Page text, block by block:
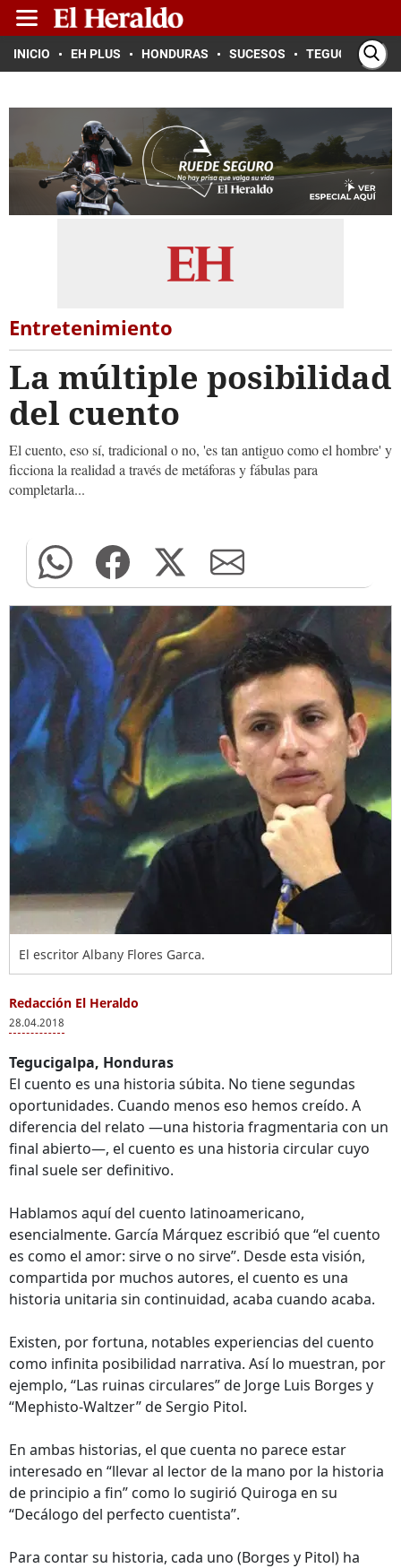
INICIO EH PLUS HONDURAS SUCESOS TEGUCIGALPA
Entretenimiento
La múltiple posibilidad
del cuento
El cuento, eso sí, tradicional o no, 'es tan antiguo como el hombre' y
ficciona la realidad a través de metáforas y fábulas para
completarla...
El escritor Albany Flores Garca.
Redacción El Heraldo
28.04.2018
Tegucigalpa, Honduras
El cuento es una historia súbita. No tiene segundas
oportunidades. Cuando menos eso hemos creído. A
diferencia del relato —una historia fragmentaria con un
final abierto—, el cuento es una historia circular cuyo
final suele ser definitivo.
Hablamos aquí del cuento latinoamericano,
esencialmente. García Márquez escribió que “el cuento
es como el amor: sirve o no sirve”. Desde esta visión,
compartida por muchos autores, el cuento es una
historia unitaria sin continuidad, acaba cuando acaba.
Existen, por fortuna, notables experiencias del cuento
como infinita posibilidad narrativa. Así lo muestran, por
ejemplo, “Las ruinas circulares” de Jorge Luis Borges y
“Mephisto-Waltzer” de Sergio Pitol.
En ambas historias, el que cuenta no parece estar
interesado en “llevar al lector de la mano por la historia
de principio a fin” como lo sugirió Quiroga en su
“Decálogo del perfecto cuentista”.
Para contar su historia, cada uno (Borges y Pitol) ha